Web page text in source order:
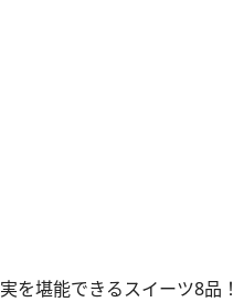
を堪能できるスイーツ8品！